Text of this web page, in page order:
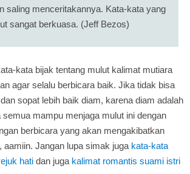
saling menceritakannya. Kata-kata yang
sangat berkuasa. (Jeff Bezos)
kata bijak tentang mulut kalimat mutiara
agar selalu berbicara baik. Jika tidak bisa
sopat lebih baik diam, karena diam adalah
mampu menjaga mulut ini dengan
berbicara yang akan mengakibatkan
aamiin. Jangan lupa simak juga kata-kata
hatidan juga kalimat romantis suami istri